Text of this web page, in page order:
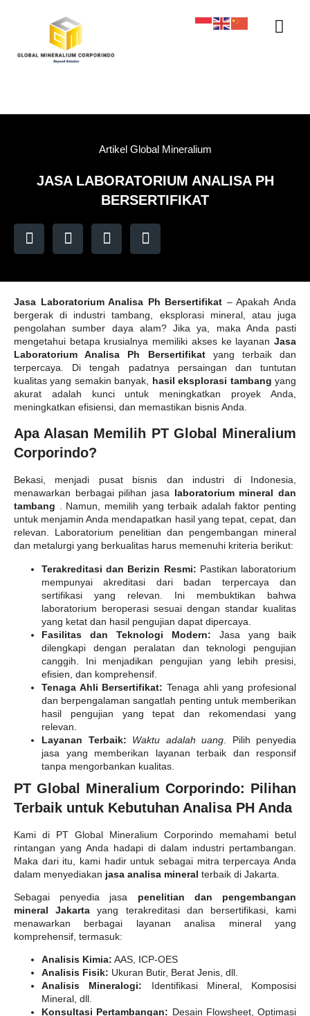
Artikel Global Mineralium
JASA LABORATORIUM ANALISA PH
BERSERTIFIKAT
Jasa Laboratorium Analisa Ph Bersertifikat – Apakah Anda
bergerak di industri tambang, eksplorasi mineral, atau juga
pengolahan sumber daya alam? Jika ya, maka Anda pasti
mengetahui betapa krusialnya memiliki akses ke layanan Jasa
Laboratorium Analisa Ph Bersertifikat yang terbaik dan
terpercaya. Di tengah padatnya persaingan dan tuntutan
kualitas yang semakin banyak, hasil eksplorasi tambang yang
akurat adalah kunci untuk meningkatkan proyek Anda,
meningkatkan efisiensi, dan memastikan bisnis Anda.
Apa Alasan Memilih PT Global Mineralium
Corporindo?
Bekasi, menjadi pusat bisnis dan industri di Indonesia,
menawarkan berbagai pilihan jasa laboratorium mineral dan
tambang . Namun, memilih yang terbaik adalah faktor penting
untuk menjamin Anda mendapatkan hasil yang tepat, cepat, dan
relevan. Laboratorium penelitian dan pengembangan mineral
dan metalurgi yang berkualitas harus memenuhi kriteria berikut:
Terakreditasi dan Berizin Resmi: Pastikan laboratorium
mempunyai akreditasi dari badan terpercaya dan
sertifikasi yang relevan. Ini membuktikan bahwa
laboratorium beroperasi sesuai dengan standar kualitas
yang ketat dan hasil pengujian dapat dipercaya.
Fasilitas dan Teknologi Modern: Jasa yang baik
dilengkapi dengan peralatan dan teknologi pengujian
canggih. Ini menjadikan pengujian yang lebih presisi,
efisien, dan komprehensif.
Tenaga Ahli Bersertifikat: Tenaga ahli yang profesional
dan berpengalaman sangatlah penting untuk memberikan
hasil pengujian yang tepat dan rekomendasi yang
relevan.
Layanan Terbaik:
Waktu adalah uang . Pilih penyedia
jasa yang memberikan layanan terbaik dan responsif
tanpa mengorbankan kualitas.
PT Global Mineralium Corporindo: Pilihan
Terbaik untuk Kebutuhan Analisa PH Anda
Kami di PT Global Mineralium Corporindo memahami betul
rintangan yang Anda hadapi di dalam industri pertambangan.
Maka dari itu, kami hadir untuk sebagai mitra terpercaya Anda
dalam menyediakan jasa analisa mineral terbaik di Jakarta.
Sebagai penyedia jasa penelitian dan pengembangan
mineral Jakarta yang terakreditasi dan bersertifikasi, kami
menawarkan berbagai layanan analisa mineral yang
komprehensif, termasuk:
Analisis Kimia: AAS, ICP-OES
Analisis Fisik: Ukuran Butir, Berat Jenis, dll.
Analisis Mineralogi: Identifikasi Mineral, Komposisi
Mineral, dll.
Konsultasi Pertambangan: Desain Flowsheet, Optimasi